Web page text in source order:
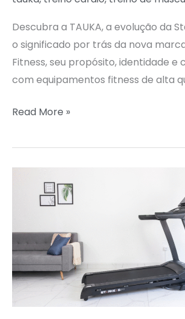
Descubra a TAUKA, a evolução da
o significado por trás da nova
Fitness, seu propósito, identidade e
com equipamentos fitness de alta
Read More »
SH4.5:
ROBUSTEZ
CONFORTO
PARA
CORRER